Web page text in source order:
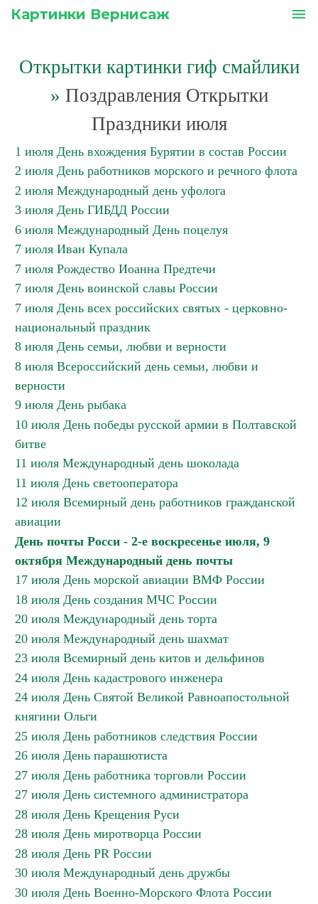
Картинки Вернисаж menu
Открытки картинки гиф смайлики
» Поздравления Открытки
Праздники июля
1 июля День вхождения Бурятии в состав России
2 июля День работников морского и речного флота
2 июля Международный день уфолога
3 июля День ГИБДД России
6 июля Международный День поцелуя
7 июля Иван Купала
7 июля Рождество Иоанна Предтечи
7 июля День воинской славы России
7 июля День всех российских святых - церковно-
национальный праздник
8 июля День семьи, любви и верности
8 июля Всероссийский день семьи, любви и
верности
9 июля День рыбака
10 июля День победы русской армии в Полтавской
битве
11 июля Международный день шоколада
11 июля День светооператора
12 июля Всемирный день работников гражданской
авиации
День почты Росси - 2-е воскресенье июля, 9
октября Международный день почты
17 июля День морской авиации ВМФ России
18 июля День создания МЧС России
20 июля Международный день торта
20 июля Международный день шахмат
23 июля Всемирный день китов и дельфинов
24 июля День кадастрового инженера
24 июля День Святой Великой Равноапостольной
княгини Ольги
25 июля День работников следствия России
26 июля День парашютиста
27 июля День работника торговли России
27 июля День системного администратора
28 июля День Крещения Руси
28 июля День миротворца России
28 июля День PR России
30 июля Международный день дружбы
30 июля День Военно-Морского Флота России